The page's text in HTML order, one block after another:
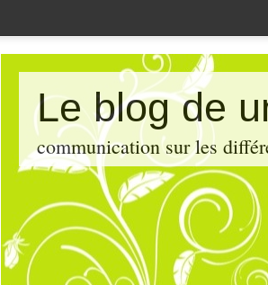
Le blog de
communication sur les